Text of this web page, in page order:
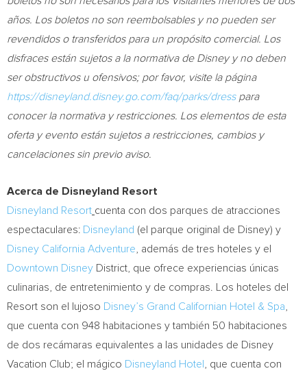
años. Los boletos no son reembolsables y no pueden ser
revendidos o transferidos para un propósito comercial. Los
disfraces están sujetos a la normativa de Disney y no deben
ser obstructivos u ofensivos; por favor, visite la página
https://disneyland.disney.go.com/faq/parks/dress para
conocer la normativa y restricciones. Los elementos de esta
oferta y evento están sujetos a restricciones, cambios y
cancelaciones sin previo aviso.
Acerca de Disneyland Resort
Disneyland Resort cuenta con dos parques de atracciones
espectaculares: Disneyland (el parque original de Disney) y
Disney California Adventure , además de tres hoteles y el
Downtown Disney District, que ofrece experiencias únicas
culinarias, de entretenimiento y de compras. Los hoteles del
Resort son el lujoso Disney’s Grand Californian Hotel & Spa
que cuenta con 948 habitaciones y también 50 habitaciones
de dos recámaras equivalentes a las unidades de Disney
Vacation Club; el mágico Disneyland Hotel
, que cuenta con